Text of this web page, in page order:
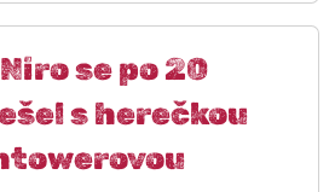
se po 20
s herečkou